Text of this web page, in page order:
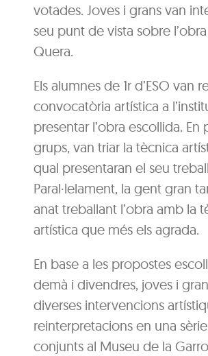
votades. Joves i grans van
seu punt de vista sobre
Quera.
Els alumnes de 1r d’ESO van
convocatòria artística a
presentar l’obra escollida. En
grups, van triar la tècnica
qual presentaran el seu
Paral·lelament, la gent gran
anat treballant l’obra amb la
artística que més els agrada.
En base a les propostes
demà i divendres, joves i
diverses intervencions
reinterpretacions en una
conjunts al Museu de la